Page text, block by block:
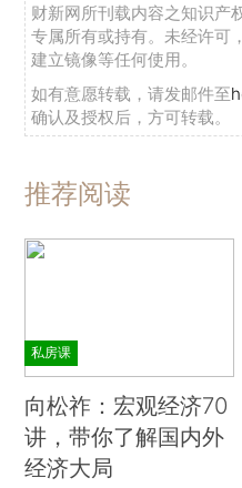
财新网所刊载内容之知识产
专属所有或持有。未经许可
建立镜像等任何使用。
如有意愿转载，请发邮件至
确认及授权后，方可转载。
推荐阅读
私房课
向松祚：宏观经济70
讲，带你了解国内外
经济大局